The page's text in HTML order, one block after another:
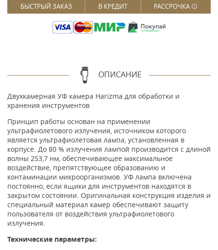
БЫСТРЫЙ ЗАКАЗ В КРЕДИТ РАССРОЧКА
ОПИСАНИЕ
Двухкамерная УФ камера Harizma для обработки и
хранения инструментов
Принцип работы основан на применении
ультрафиолетового излучения, источником которого
является ультрафиолетовая лампа, установленная в
корпусе. До 80 % излучения лампой производится с длиной
волны 253,7 нм, обеспечивающее максимальное
воздействие, препятствующее образованию и
контаминации микроорганизмов. УФ лампа включена
постоянно, если ящики для инструментов находятся в
закрытом состоянии. Оригинальная конструкция изделия и
специальный материал камер обеспечивают защиту
пользователя от воздействия ультрафиолетового
излучения.
Технические параметры: